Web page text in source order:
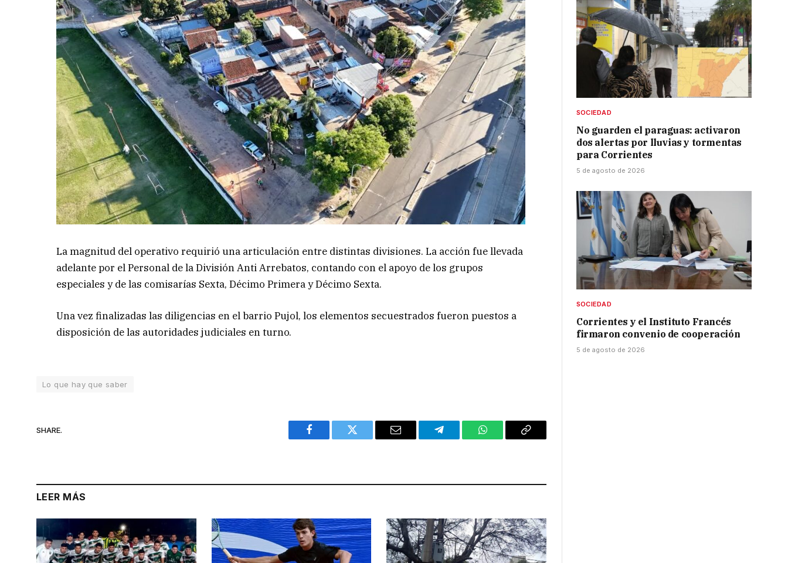
La magnitud del operativo requirió una articulación entre distintas divisiones. La acción fue llevada
adelante por el Personal de la División Anti Arrebatos, contando con el apoyo de los grupos
especiales y de las comisarías Sexta, Décimo Primera y Décimo Sexta.
Una vez finalizadas las diligencias en el barrio Pujol, los elementos secuestrados fueron puestos a
disposición de las autoridades judiciales en turno.
Lo que hay que saber
SHARE.
Facebook Twitter Email Telegram WhatsAppCopy
LEER MÁS
SOCIEDAD
No guarden el paraguas: activaron
dos alertas por lluvias y tormentas
para Corrientes
5 de agosto de 2026
SOCIEDAD
Corrientes y el Instituto Francés
firmaron convenio de cooperación
5 de agosto de 2026